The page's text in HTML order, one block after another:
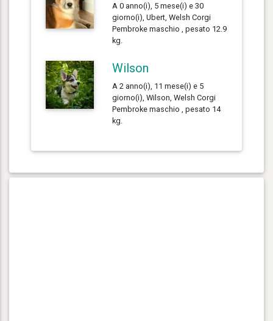
A 0 anno(i), 5 mese(i) e 30
giorno(i), Ubert, Welsh Corgi
Pembroke maschio , pesato 12.9
kg.
Wilson
A 2 anno(i), 11 mese(i) e 5
giorno(i), Wilson, Welsh Corgi
Pembroke maschio , pesato 14
kg.